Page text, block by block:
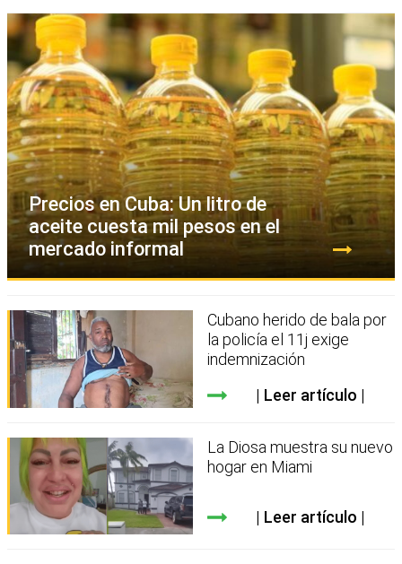
Precios en Cuba: Un litro de
aceite cuesta mil pesos en el
mercado informal
Cubano herido de bala por
la policía el 11j exige
indemnización
Leer artículo
La Diosa muestra su nuevo
hogar en Miami
Leer artículo